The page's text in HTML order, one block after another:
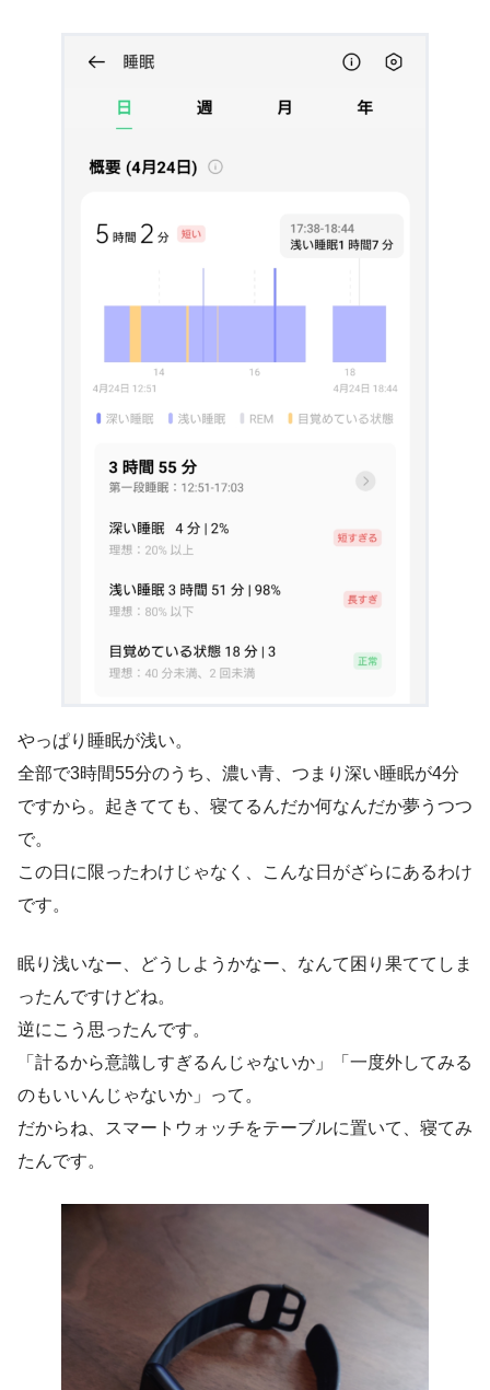
やっぱり睡眠が浅い。
全部で3時間55分のうち、濃い青、つまり深い睡眠が4分
ですから。起きてても、寝てるんだか何なんだか夢うつつ
で。
この日に限ったわけじゃなく、こんな日がざらにあるわけ
です。
眠り浅いなー、どうしようかなー、なんて困り果ててしま
ったんですけどね。
逆にこう思ったんです。
「計るから意識しすぎるんじゃないか」「一度外してみる
のもいいんじゃないか」って。
だからね、スマートウォッチをテーブルに置いて、寝てみ
たんです。